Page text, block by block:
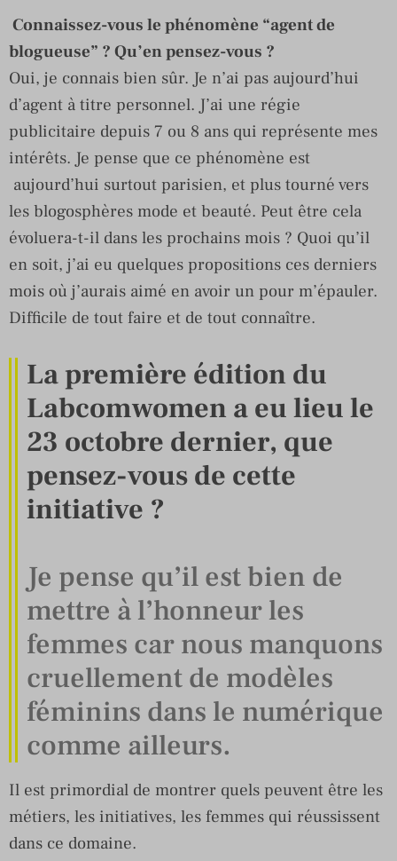
Connaissez-vous le phénomène “agent de
blogueuse” ? Qu’en pensez-vous ?
Oui, je connais bien sûr. Je n’ai pas aujourd’hui
d’agent à titre personnel. J’ai une régie
publicitaire depuis 7 ou 8 ans qui représente mes
intérêts. Je pense que ce phénomène est
aujourd’hui surtout parisien, et plus tourné vers
les blogosphères mode et beauté. Peut être cela
évoluera-t-il dans les prochains mois ? Quoi qu’il
en soit, j’ai eu quelques propositions ces derniers
mois où j’aurais aimé en avoir un pour m’épauler.
Difficile de tout faire et de tout connaître.
La première édition du
Labcomwomen a eu lieu le
23 octobre dernier, que
pensez-vous de cette
initiative ?
Je pense qu’il est bien de
mettre à l’honneur les
femmes car nous manquons
cruellement de modèles
féminins dans le numérique
comme ailleurs.
Il est primordial de montrer quels peuvent être les
métiers, les initiatives, les femmes qui réussissent
dans ce domaine.